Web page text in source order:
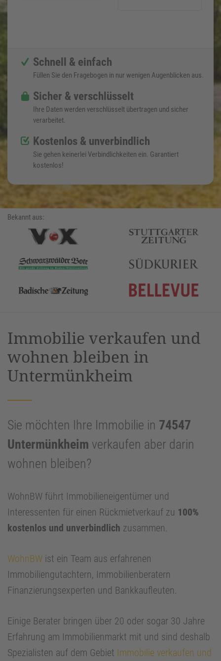
Schnell & einfach
Füllen Sie den Fragebogen in nur wenigen Augenblicken aus.
Sicher & verschlüsselt
Ihre Daten werden verschlüsselt übertragen und sicher
verarbeitet.
Kostenlos & unverbindlich
Sie gehen keinerlei Verbindlichkeiten ein. Garantiert
kostenlos!
Bekannt aus:
Immobilie verkaufen und
wohnen bleiben in
Untermünkheim
Sie möchten Ihre Immobilie in 74547
Untermünkheim verkaufen aber darin
wohnen bleiben?
WohnBW führt Immobilieneigentümer und
Interessenten für einen Rückmietverkauf zu 100%
kostenlos und unverbindlich zusammen.
WohnBW ist ein Team aus erfahrenen
Immobiliengutachtern, Immobilienberatern
Finanzierungsexperten und Bankkaufleuten.
Einige Berater bringen über 20 oder sogar 30 Jahre
Erfahrung am Immobilienmarkt mit und sind deshalb
Spezialisten auf dem Gebiet Immobilie verkaufen und